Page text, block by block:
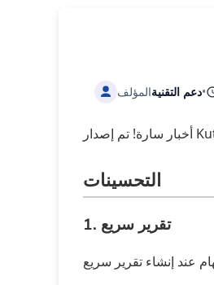
المؤلفدعم التقنية•
التحسينات
1. تقرير سريع